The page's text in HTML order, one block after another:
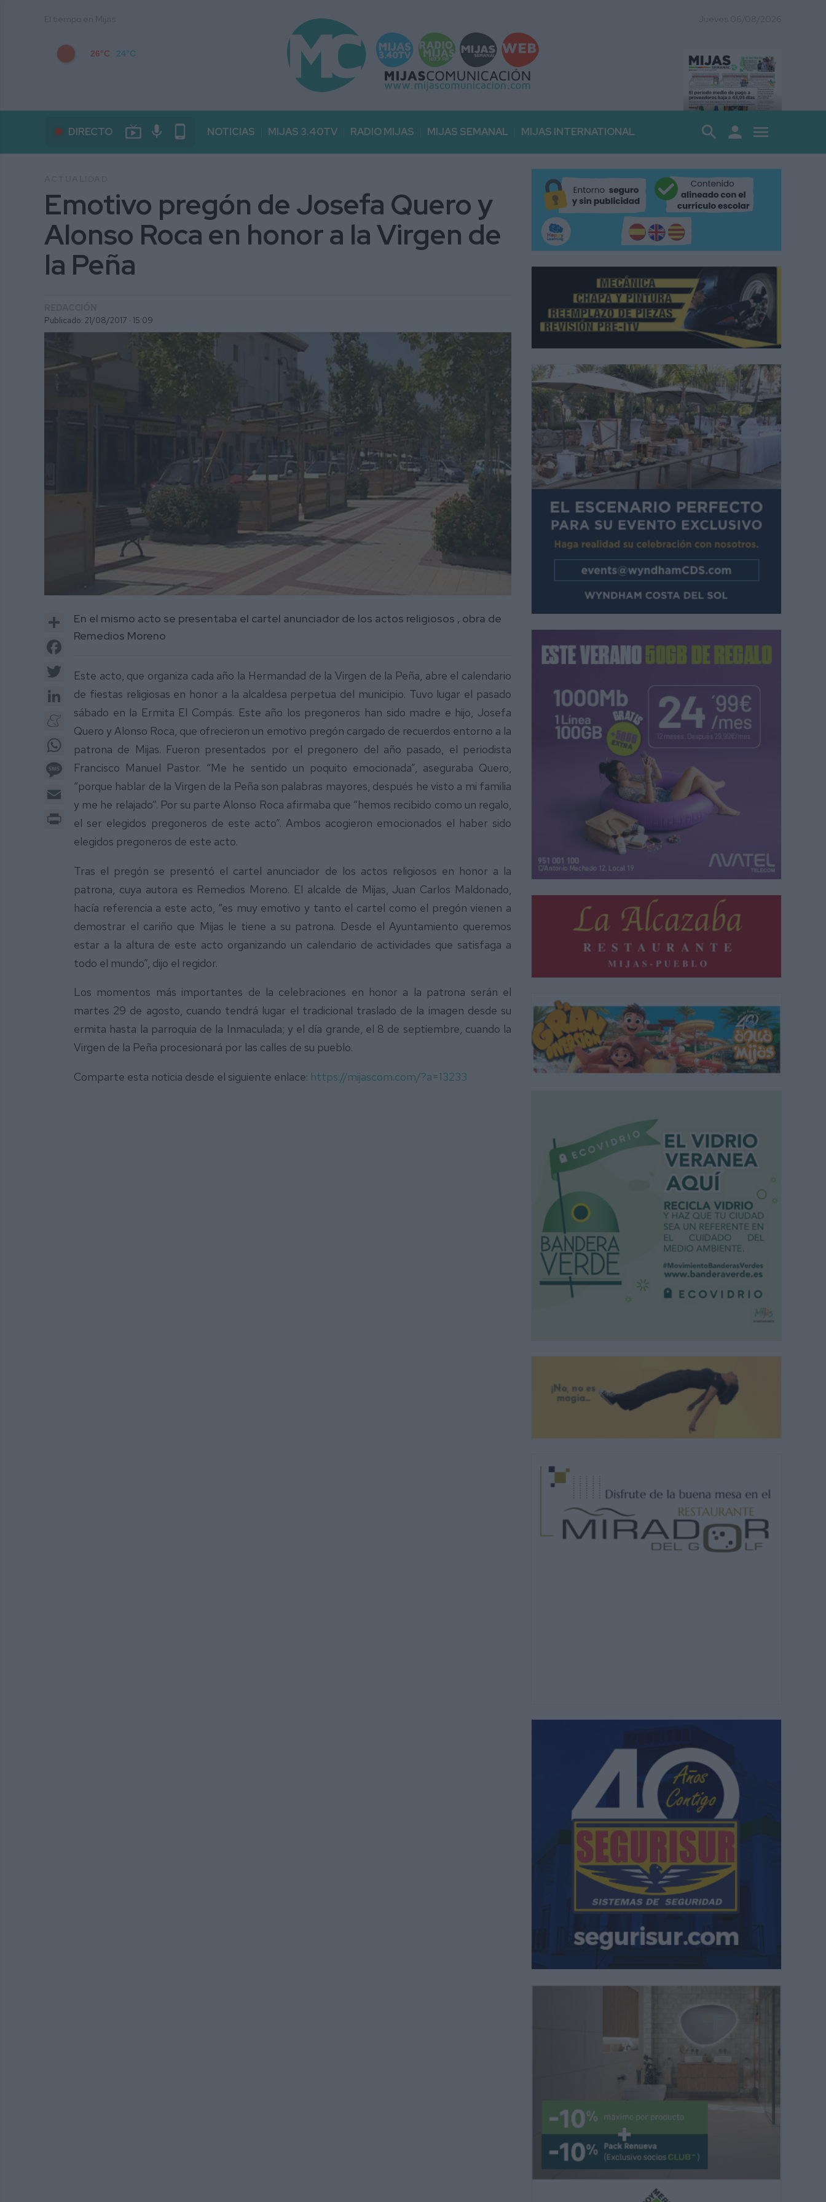
26°C 24°C
DIRECTO live_tv mic phone_android NOTICIAS MIJAS 3.40TV RADIO MIJAS MIJAS SEMANAL MIJAS INTERNATIONAL search person menu
Emotivo pregón de Josefa Quero y
Alonso Roca en honor a la Virgen de
la Peña
Publicado: 21/08/2017 · 15:09
Share
Facebook
LinkedIn
Meneame
WhatsApp
Message
Email
Print
En el mismo acto se presentaba el cartel anunciador de los actos religiosos , obra de
Remedios Moreno
Este acto, que organiza cada año la Hermandad de la Virgen de la Peña, abre el calendario
de fiestas religiosas en honor a la alcaldesa perpetua del municipio. Tuvo lugar el pasado
sábado en la Ermita El Compás. Este año los pregoneros han sido madre e hijo, Josefa
Quero y Alonso Roca, que ofrecieron un emotivo pregón cargado de recuerdos entorno a la
patrona de Mijas. Fueron presentados por el pregonero del año pasado, el periodista
Francisco Manuel Pastor. “Me he sentido un poquito emocionada”, aseguraba Quero,
“porque hablar de la Virgen de la Peña son palabras mayores, después he visto a mi familia
y me he relajado”. Por su parte Alonso Roca afirmaba que “hemos recibido como un regalo,
el ser elegidos pregoneros de este acto”. Ambos acogieron emocionados el haber sido
elegidos pregoneros de este acto.
Tras el pregón se presentó el cartel anunciador de los actos religiosos en honor a la
patrona, cuya autora es Remedios Moreno. El alcalde de Mijas, Juan Carlos Maldonado,
hacía referencia a este acto, “es muy emotivo y tanto el cartel como el pregón vienen a
demostrar el cariño que Mijas le tiene a su patrona. Desde el Ayuntamiento queremos
estar a la altura de este acto organizando un calendario de actividades que satisfaga a
todo el mundo”, dijo el regidor.
Los momentos más importantes de la celebraciones en honor a la patrona serán el
martes 29 de agosto, cuando tendrá lugar el tradicional traslado de la imagen desde su
ermita hasta la parroquia de la Inmaculada; y el día grande, el 8 de septiembre, cuando la
Virgen de la Peña procesionará por las calles de su pueblo.
Comparte esta noticia desde el siguiente enlace: https://mijascom.com/?a=13233